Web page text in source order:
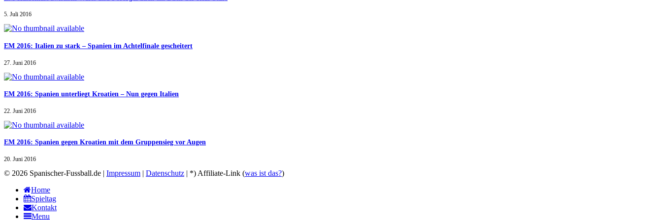
5. Juli 2016
EM 2016: Italien zu stark – Spanien im Achtelfinale gescheitert
27. Juni 2016
EM 2016: Spanien unterliegt Kroatien – Nun gegen Italien
22. Juni 2016
EM 2016: Spanien gegen Kroatien mit dem Gruppensieg vor Augen
20. Juni 2016
© 2026 Spanischer-Fussball.de | Impressum | Datenschutz | *) Affiliate-Link (was ist das?)
Home
Spieltag
Kontakt
Menu